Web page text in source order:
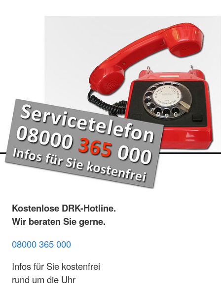
Kostenlose DRK-Hotline.
Wir beraten Sie gerne.
08000 365 000
Infos für Sie kostenfrei
rund um die Uhr